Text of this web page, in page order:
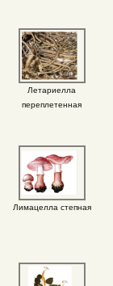
Летариелла
переплетенная
Лимацелла степная